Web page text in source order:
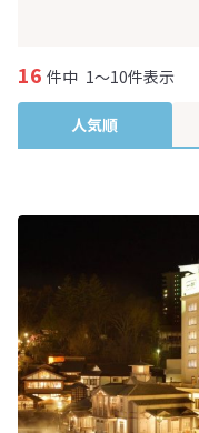
16 件中 1～10件表示
人気順